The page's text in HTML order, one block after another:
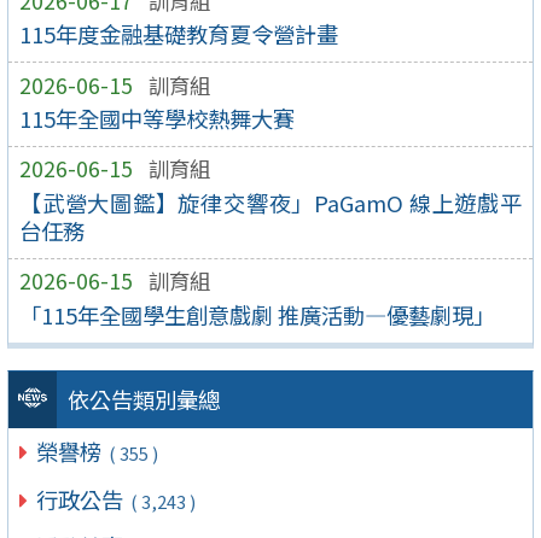
115年度金融基礎教育夏令營計畫
2026-06-15 訓育組
115年全國中等學校熱舞大賽
2026-06-15 訓育組
【武營大圖鑑】旋律交響夜」PaGamO 線上遊戲平
台任務
2026-06-15 訓育組
「115年全國學生創意戲劇 推廣活動—優藝劇現」
依公告類別彙總
榮譽榜 ( 355 )
行政公告 ( 3,243 )